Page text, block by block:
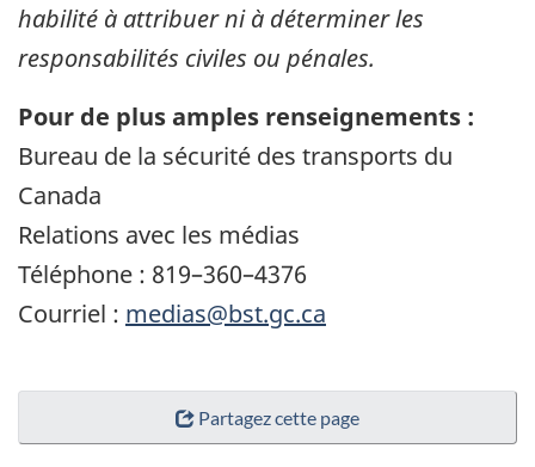
habilité à attribuer ni à déterminer les
responsabilités civiles ou pénales.
Pour de plus amples renseignements :
Bureau de la sécurité des transports du
Canada
Relations avec les médias
Téléphone : 819–360–4376
Courriel : medias@bst.gc.ca
Partagez cette page